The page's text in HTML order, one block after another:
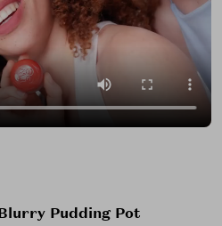
Pudding Pot